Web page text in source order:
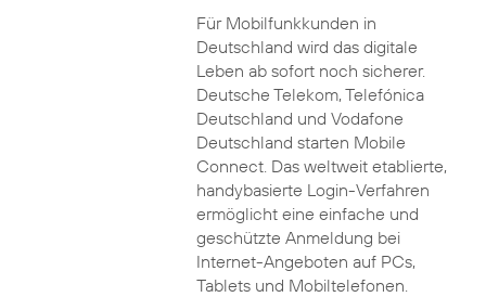
Für Mobilfunkkunden in
Deutschland wird das digitale
Leben ab sofort noch sicherer.
Deutsche Telekom, Telefónica
Deutschland und Vodafone
Deutschland starten Mobile
Connect. Das weltweit etablierte,
handybasierte Login-Verfahren
ermöglicht eine einfache und
geschützte Anmeldung bei
Internet-Angeboten auf PCs,
Tablets und Mobiltelefonen.